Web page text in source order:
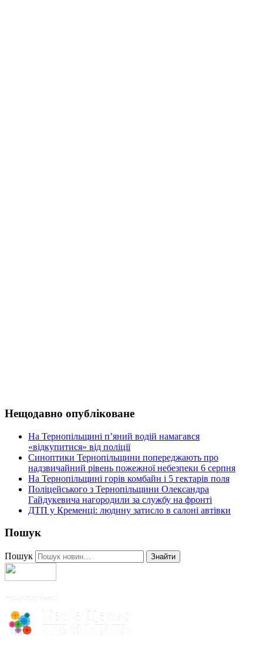
Нещодавно опубліковане
На Тернопільщині п’яний водій намагався
«відкупитися» від поліції
Синоптики Тернопільщини попереджають про
надзвичайний рівень пожежної небезпеки 6 серпня
На Тернопільщині горів комбайн і 5 гектарів поля
Поліцейського з Тернопільщини Олександра
Гайдукевича нагородили за службу на фронті
ДТП у Кременці: людину затисло в салоні автівки
Пошук
Пошук Знайти